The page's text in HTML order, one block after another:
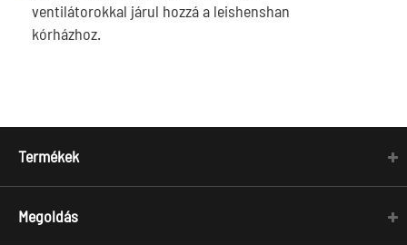
ventilátorokkal járul hozzá a leishenshan
kórházhoz.
Termékek
Megoldás